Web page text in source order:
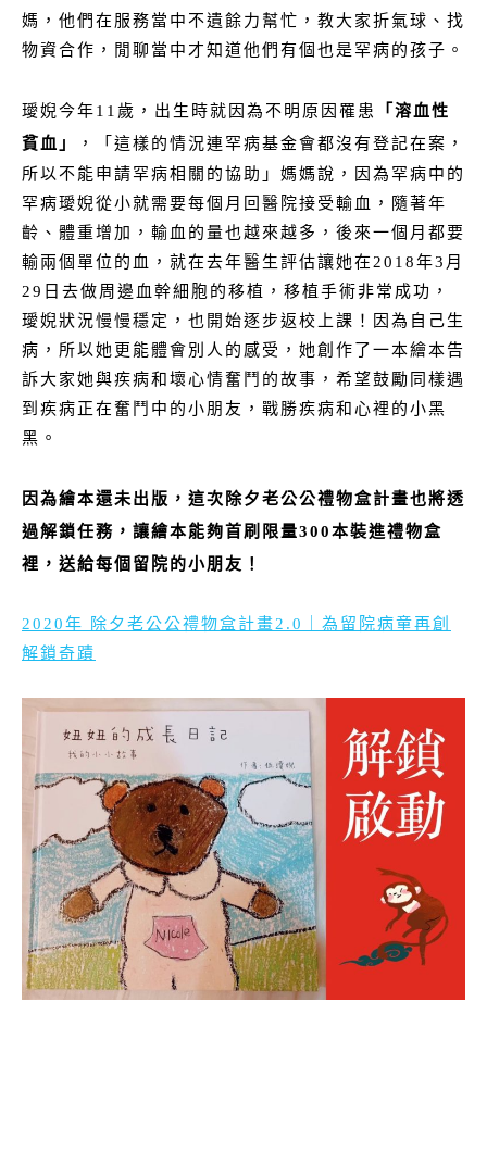
媽，他們在服務當中不遺餘力幫忙，教大家折氣球、找
物資合作，閒聊當中才知道他們有個也是罕病的孩子。
璦婗今年11歲，出生時就因為不明原因罹患
「溶血性
貧血」
，「這樣的情況連罕病基金會都沒有登記在案，
所以不能申請罕病相關的協助」媽媽說，因為罕病中的
罕病璦婗從小就需要每個月回醫院接受輸血，隨著年
齡、體重增加，輸血的量也越來越多，後來一個月都要
輸兩個單位的血，就在去年醫生評估讓她在2018年3月
29日去做周邊血幹細胞的移植，移植手術非常成功，
璦婗狀況慢慢穩定，也開始逐步返校上課！因為自己生
病，所以她更能體會別人的感受，她創作了一本繪本告
訴大家她與疾病和壞心情奮鬥的故事，希望鼓勵同樣遇
到疾病正在奮鬥中的小朋友，戰勝疾病和心裡的小黑
黑。
因為繪本還未出版，這次除夕老公公禮物盒計畫也將透
過解鎖任務，讓繪本能夠首刷限量300本裝進禮物盒
裡，送給每個留院的小朋友！
2020年 除夕老公公禮物盒計畫2.0｜為留院病童再創
解鎖奇蹟